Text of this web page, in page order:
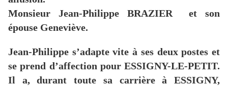
Monsieur Jean-Philippe BRAZIER et son
épouse Geneviève.
Jean-Philippe s’adapte vite à ses deux postes et
se prend d’affection pour ESSIGNY-LE-PETIT.
Il a, durant toute sa carrière à ESSIGNY,